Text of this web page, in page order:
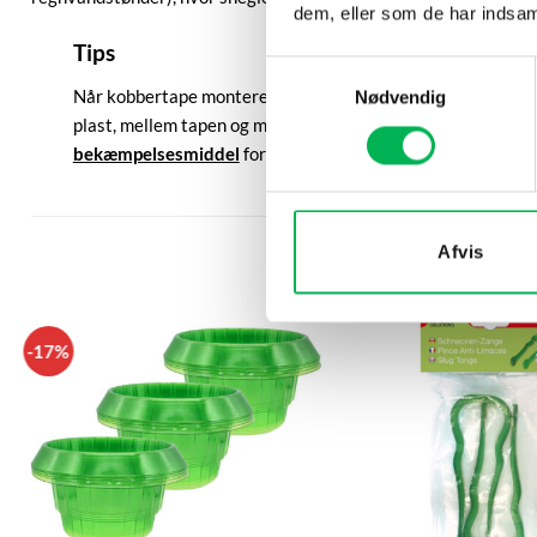
dem, eller som de har
Nødvendig
Afvis
Tips
Når kobbertape monteres direkte på metaloverflader,
plast, mellem tapen og metallet. Aftør oxiderede
bekæmpelsesmiddel for at reducere antallet af
-17%